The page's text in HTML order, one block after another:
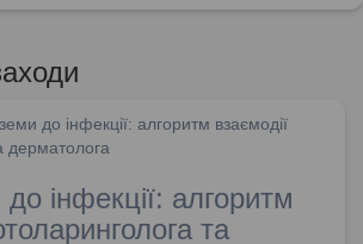
до інфекції: алгоритм взаємодії
дерматолога
інфекції: алгоритм
та